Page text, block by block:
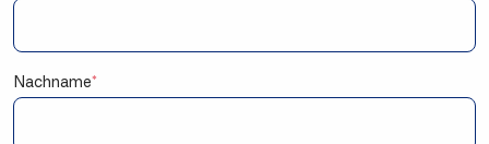
Nachname*